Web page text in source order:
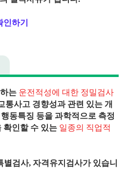
하기
는 운전적성에 대한 정밀검사
통사고 경향성과 관련 있는 개
동특징 등을 과학적으로 측정
확인할 수 있는 일종의 직업적
검사, 자격유지검사가 있습니